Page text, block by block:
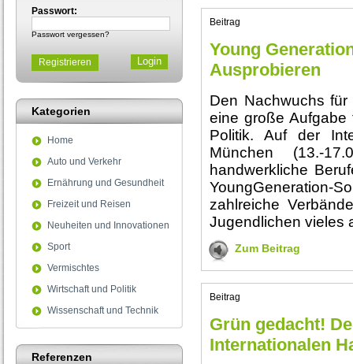
Passwort:
Passwort vergessen?
Registrieren
Kategorien
Home
Auto und Verkehr
Ernährung und Gesundheit
Freizeit und Reisen
Neuheiten und Innovationen
Sport
Vermischtes
Wirtschaft und Politik
Wissenschaft und Technik
Referenzen
Beitrag
Young
Ausprobieren
Den Nachwuchs
eine große Aufgabe
Politik. Auf der
München (13.-
handwerkliche
zahlreiche
Jugendlichen vieles
Zum Beitrag
Beitrag
Grün gedacht!
Internationalen